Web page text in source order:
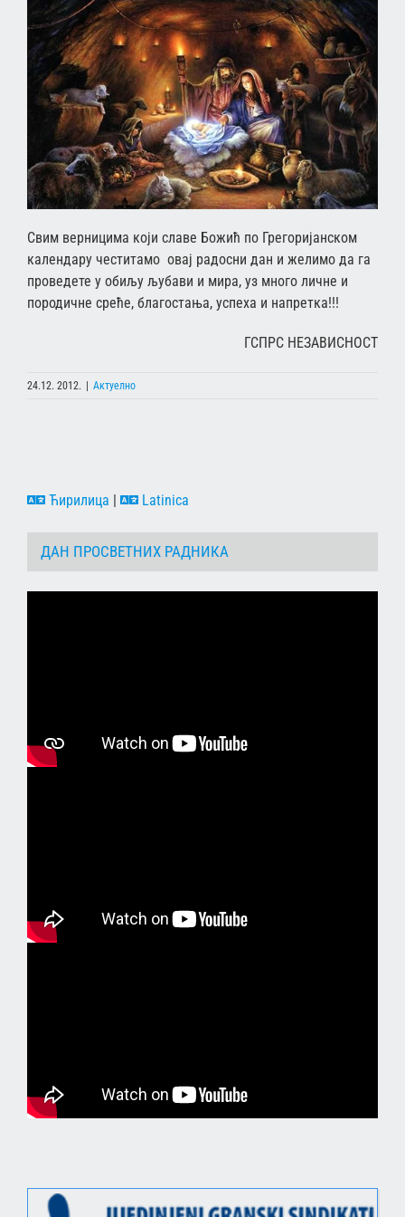
Свим верницима који славе Божић по Грегоријанском
календару честитамо овај радосни дан и желимо да га
проведете у обиљу љубави и мира, уз много личне и
породичне среће, благостања, успеха и напретка!!!
ГСПРС НЕЗАВИСНОСТ
24.12. 2012. Актуелно
Ћирилица Latinica
ДАН ПРОСВЕТНИХ РАДНИКА